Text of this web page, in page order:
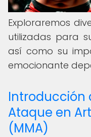
Exploraremos
utilizadas para
así como su
emocionante
Introducción
Ataque en
(MMA)